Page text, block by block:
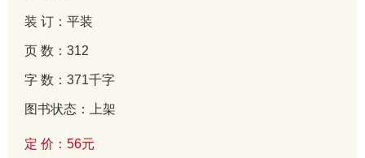
装 订：平装
页 数：312
字 数：371千字
图书状态：上架
定 价：56元